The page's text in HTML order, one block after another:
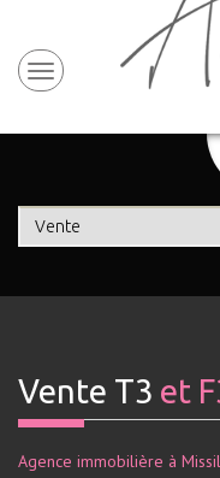
Vente
Vente T3 et
Agence immobilière à